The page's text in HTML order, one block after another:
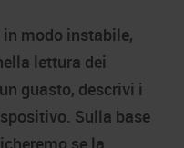
in modo instabile,
lettura dei
guasto, descrivi i
Sulla base
se la